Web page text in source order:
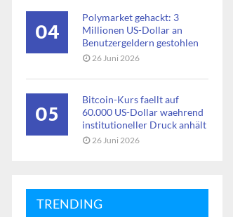
04
Polymarket gehackt: 3
Millionen US-Dollar an
Benutzergeldern gestohlen
26 Juni 2026
05
Bitcoin-Kurs faellt auf
60.000 US-Dollar waehrend
institutioneller Druck anhält
26 Juni 2026
TRENDING